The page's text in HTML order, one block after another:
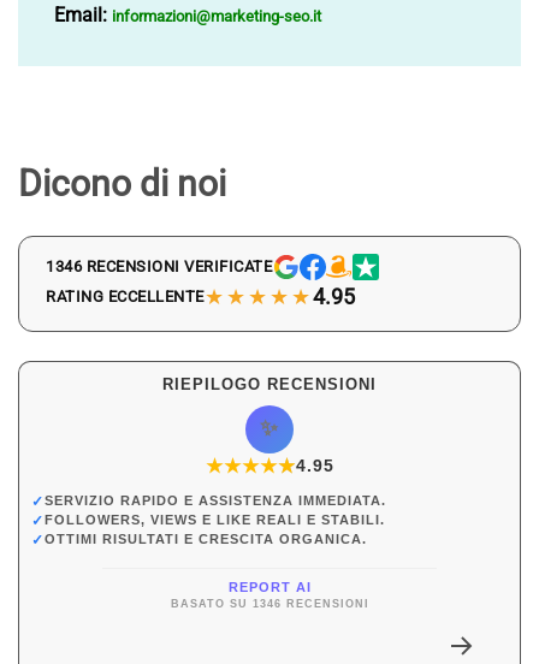
Email: informazioni@marketing-seo.it
Dicono di noi
1346 RECENSIONI VERIFICATE
RATING ECCELLENTE★★★★★4.95
RIEPILOGO RECENSIONI
✨
★★★★★
★4.95
✓SERVIZIO RAPIDO E ASSISTENZA IMMEDIATA.
✓FOLLOWERS, VIEWS E LIKE REALI E STABILI.
✓OTTIMI RISULTATI E CRESCITA ORGANICA.
REPORT AI
BASATO SU 1346 RECENSIONI